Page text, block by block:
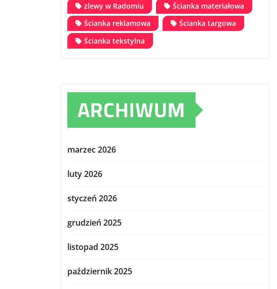
zlewy w Radomiu
Ścianka materiałowa
Ścianka reklamowa
Ścianka targowa
Ścianka tekstylna
ARCHIWUM
marzec 2026
luty 2026
styczeń 2026
grudzień 2025
listopad 2025
październik 2025